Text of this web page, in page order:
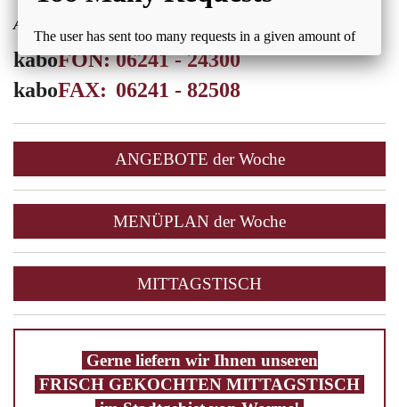
Alternativ auch gerne über:
kaboFON:06241 - 24300
kaboFAX: 06241 - 82508
ANGEBOTE der Woche
MENÜPLAN der Woche
MITTAGSTISCH
Gerne liefern wir Ihnen unseren
FRISCH GEKOCHTEN MITTAGSTISCH